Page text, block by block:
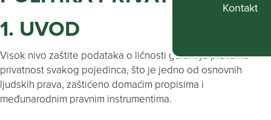
Kontakt
1. UVOD
Visok nivo zaštite podataka o ličnosti garant je prava na
privatnost svakog pojedinca, što je jedno od osnovnih
ljudskih prava, zaštićeno domaćim propisima i
međunarodnim pravnim instrumentima.